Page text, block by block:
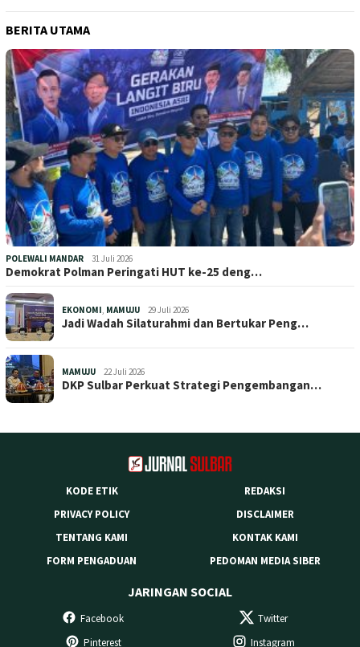
BERITA UTAMA
POLEWALI MANDAR 31 Juli 2026
Demokrat Polman Peringati HUT ke-25 deng…
EKONOMI MAMUJU 29 Juli 2026
Jadi Wadah Silaturahmi dan Bertukar Peng…
MAMUJU 22 Juli 2026
DKP Sulbar Perkuat Strategi Pengembangan…
KODE ETIK
REDAKSI
PRIVACY POLICY
DISCLAIMER
TENTANG KAMI
KONTAK KAMI
FORM PENGADUAN
PEDOMAN MEDIA SIBER
JARINGAN SOCIAL
Facebook
Twitter
Pinterest
Instagram